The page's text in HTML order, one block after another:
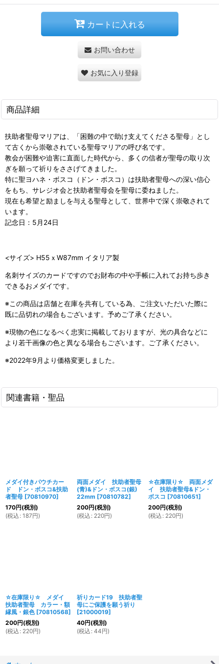
カートに入れる
お問い合わせ
お気に入り登録
商品詳細
扶助者聖母マリアは、「困難の中で助け支えてくださる聖母」とし
て古くから崇敬されている聖母マリアの呼び名です。
教会が困難や迫害に直面した時代から、多くの信者が聖母の取り次
ぎを願って祈りをささげてきました。
特に聖ヨハネ・ボスコ（ドン・ボスコ）は扶助者聖母への深い信心
をもち、サレジオ会と扶助者聖母会を聖母に委ねました。
現在も希望と励ましを与える聖母として、世界中で深く崇敬されて
います。
記念日：5月24日
<サイズ> H55ｘW87mm イタリア製
名刺サイズのカードですのでお財布の中や手帳に入れてお持ち歩き
できるおメダイです。
※この商品は店舗と在庫を共有している為、ご注文いただいた際に
既に品切れの場合もございます。予めご了承ください。
※現物の色になるべく忠実に掲載しておりますが、光の具合などに
より若干画像の色と異なる場合もございます。ご了承ください。
※2022年9月より価格変更しました。
関連書籍・聖品
メダイ付きパウチカー
ド ドン・ボスコ&扶助
者聖母 [70810970]
170円(税別)
(税込 : 187円)
両面メダイ 扶助者聖母
(青)&ドン・ボスコ(銀)
22mm [70810782]
200円(税別)
(税込 : 220円)
☆在庫限り☆ 両面メダ
イ 扶助者聖母&ドン・
ボスコ [70810651]
200円(税別)
(税込 : 220円)
☆在庫限り☆ メダイ
扶助者聖母 カラー・額
縁風・銀色 [70810568]
200円(税別)
(税込 : 220円)
祈りカード19 扶助者聖
母にご保護を願う祈り
[21000019]
40円(税別)
(税込 : 44円)